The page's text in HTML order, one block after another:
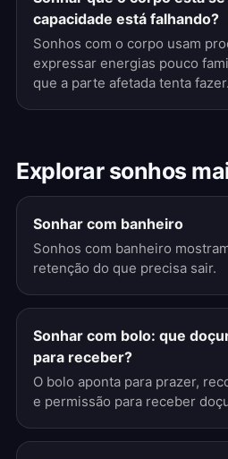
capacidade está falhando?
Sonhos com o corpo usam
expressar energias pouco
que a parte afetada tenta fazer.
Explorar sonhos
Sonhar com banheiro
Sonhos com banheiro
retenção do que precisa sair.
Sonhar com bolo: que
para receber?
O bolo aponta para prazer,
e permissão para receber